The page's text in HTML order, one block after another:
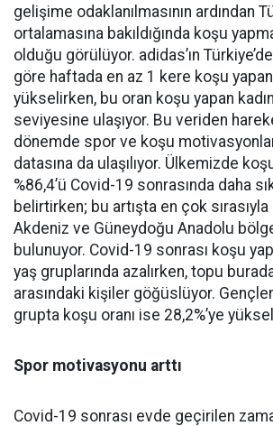
gelişime odaklanılmasının ardından
ortalamasına bakıldığında koşu
olduğu görülüyor. adidas’ın
göre haftada en az 1 kere koşu
yükselirken, bu oran koşu yapan
seviyesine ulaşıyor. Bu veriden
dönemde spor ve koşu
datasına da ulaşılıyor. Ülkemizde
%86,4’ü Covid-19 sonrasında daha
belirtirken; bu artışta en çok
Akdeniz ve Güneydoğu Anadolu
bulunuyor. Covid-19 sonrası koşu
yaş gruplarında azalırken, topu
arasındaki kişiler göğüslüyor.
grupta koşu oranı ise 28,2%’ye
Spor motivasyonu arttı
Covid-19 sonrası evde geçirilen